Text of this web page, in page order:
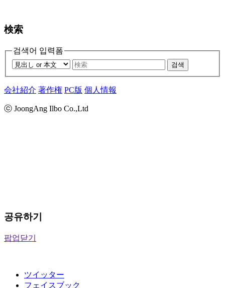
検索
검색어 입력폼
검색
会社紹介 著作権 PC版 個人情報
ⓒ JoongAng Ilbo Co.,Ltd
공유하기
팝업닫기
ツイッター
フェイスブック